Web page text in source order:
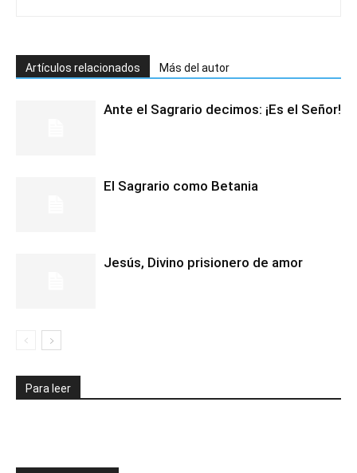
Artículos relacionados Más del autor
Ante el Sagrario decimos: ¡Es el Señor!
El Sagrario como Betania
Jesús, Divino prisionero de amor
Para leer